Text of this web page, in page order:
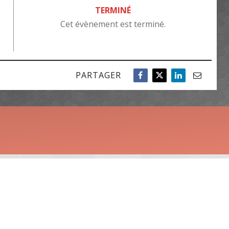
TERMINÉ
Cet évènement est terminé.
PARTAGER